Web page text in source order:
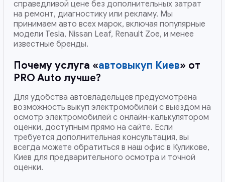
справедливой цене без дополнительных затрат
на ремонт, диагностику или рекламу. Мы
принимаем авто всех марок, включая популярные
модели Tesla, Nissan Leaf, Renault Zoe, и менее
известные бренды.
Почему услуга «автовыкуп Киев» от
PRO Auto лучше?
Для удобства автовладельцев предусмотрена
возможность выкуп электромобилей с выездом на
осмотр электромобилей с онлайн-калькулятором
оценки, доступным прямо на сайте. Если
требуется дополнительная консультация, вы
всегда можете обратиться в наш офис в Куликове,
Киев для предварительного осмотра и точной
оценки.